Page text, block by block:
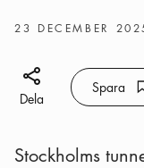
Publiceringsdatum:
23 DECEMBER
Dela ikon
Dela
Spara
Spara
Stockholms